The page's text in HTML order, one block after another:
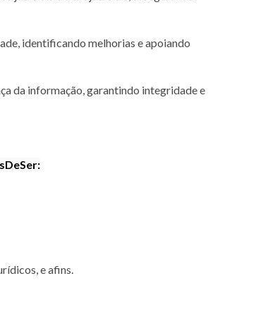
identificando melhorias e apoiando
da informação, garantindo integridade e
e afins.